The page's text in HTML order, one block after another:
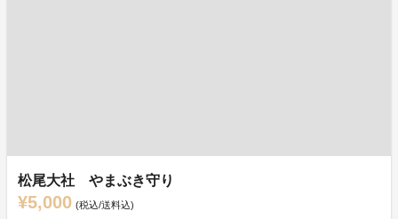
松尾大社 やまぶき守り
¥5,000 (税込/送料込)